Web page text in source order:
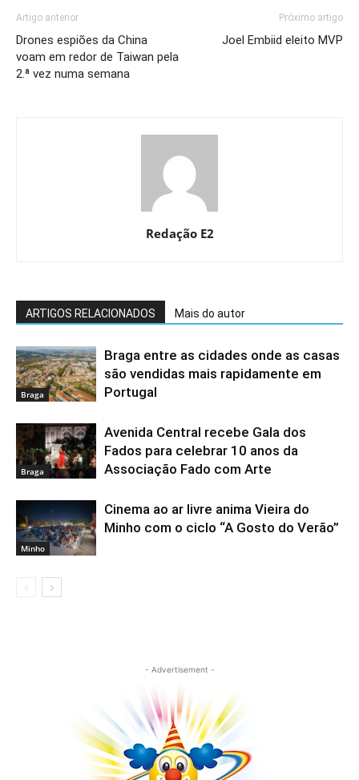
Artigo anterior
Drones espiões da China
voam em redor de Taiwan pela
2.ª vez numa semana
Próximo artigo
Joel Embiid eleito MVP
Redação E2
ARTIGOS RELACIONADOS Mais do autor
Braga
Braga entre as cidades onde as casas
são vendidas mais rapidamente em
Portugal
Braga
Avenida Central recebe Gala dos
Fados para celebrar 10 anos da
Associação Fado com Arte
Minho
Cinema ao ar livre anima Vieira do
Minho com o ciclo “A Gosto do Verão”
- Advertisement -